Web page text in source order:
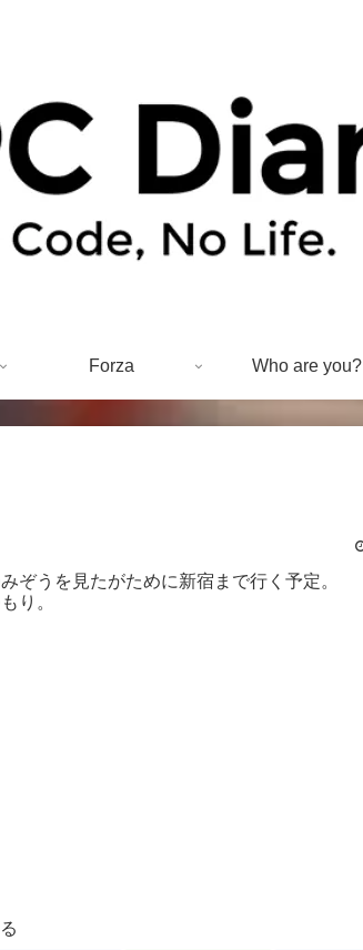
Forza Who are you?
ぞうを見たがために新宿まで行く予定。
り。